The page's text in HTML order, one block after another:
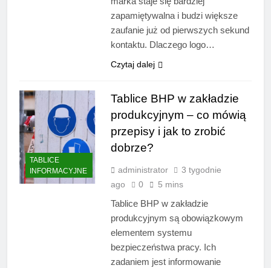
zapamiętywalna i budzi większe
zaufanie już od pierwszych sekund
kontaktu. Dlaczego logo…
Czytaj dalej
TABLICE
INFORMACYJNE
Tablice BHP w zakładzie
produkcyjnym – co mówią
przepisy i jak to zrobić
dobrze?
administrator
3 tygodnie
ago
0 5 mins
Tablice BHP w zakładzie
produkcyjnym są obowiązkowym
elementem systemu
bezpieczeństwa pracy. Ich
zadaniem jest informowanie